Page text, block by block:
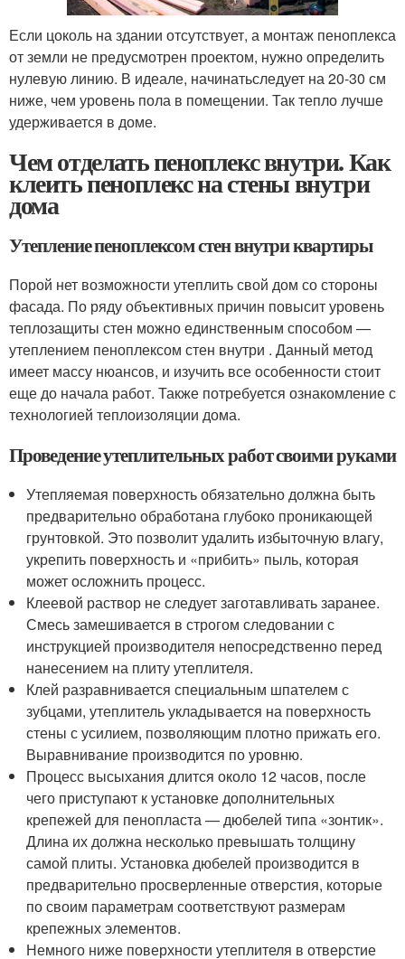
Если цоколь на здании отсутствует, а монтаж пеноплекса
от земли не предусмотрен проектом, нужно определить
нулевую линию. В идеале, начинатьследует на 20-30 см
ниже, чем уровень пола в помещении. Так тепло лучше
удерживается в доме.
Чем отделать пеноплекс внутри. Как
клеить пеноплекс на стены внутри
дома
Утепление пеноплексом стен внутри квартиры
Порой нет возможности утеплить свой дом со стороны
фасада. По ряду объективных причин повысит уровень
теплозащиты стен можно единственным способом —
утеплением пеноплексом стен внутри . Данный метод
имеет массу нюансов, и изучить все особенности стоит
еще до начала работ. Также потребуется ознакомление с
технологией теплоизоляции дома.
Проведение утеплительных работ своими руками
Утепляемая поверхность обязательно должна быть
предварительно обработана глубоко проникающей
грунтовкой. Это позволит удалить избыточную влагу,
укрепить поверхность и «прибить» пыль, которая
может осложнить процесс.
Клеевой раствор не следует заготавливать заранее.
Смесь замешивается в строгом следовании с
инструкцией производителя непосредственно перед
нанесением на плиту утеплителя.
Клей разравнивается специальным шпателем с
зубцами, утеплитель укладывается на поверхность
стены с усилием, позволяющим плотно прижать его.
Выравнивание производится по уровню.
Процесс высыхания длится около 12 часов, после
чего приступают к установке дополнительных
крепежей для пенопласта — дюбелей типа «зонтик».
Длина их должна несколько превышать толщину
самой плиты. Установка дюбелей производится в
предварительно просверленные отверстия, которые
по своим параметрам соответствуют размерам
крепежных элементов.
Немного ниже поверхности утеплителя в отверстие